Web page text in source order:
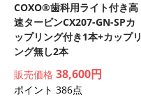
COXO®歯科用ライト付き高
速タービンCX207-GN-SPカ
ップリング付き1本+カップリ
ング無し2本
販売価格 38,600円
ポイント 386点